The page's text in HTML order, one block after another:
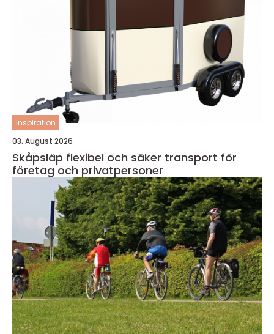
inspiration
03. August 2026
Skåpsläp flexibel och säker transport för
företag och privatpersoner